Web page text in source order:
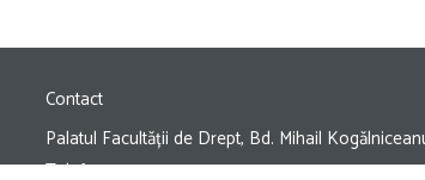
Contact
Palatul Facultății de Drept, Bd. Mihail
Telefon:+4 021 310 49 20